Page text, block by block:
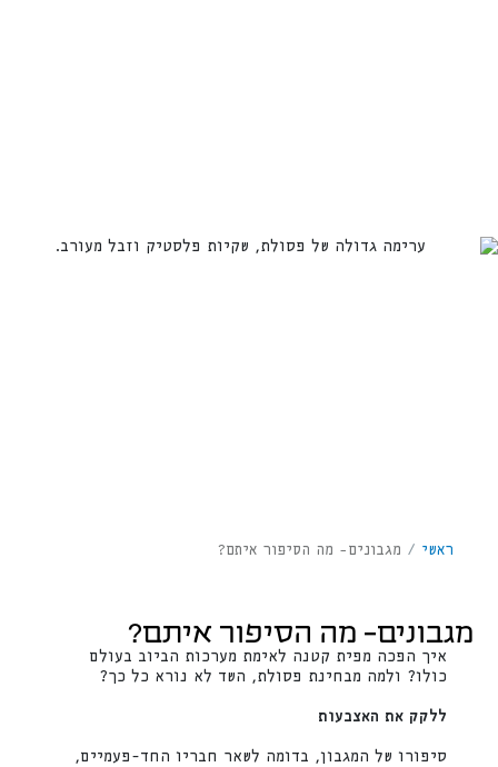
ראשי / מגבונים- מה הסיפור איתם?
מגבונים- מה הסיפור איתם?
איך הפכה מפית קטנה לאימת מערכות הביוב בעולם
כולו? ולמה מבחינת פסולת, השד לא נורא כל כך?
ללקק את האצבעות
סיפורו של המגבון, בדומה לשאר חבריו החד-פעמיים,